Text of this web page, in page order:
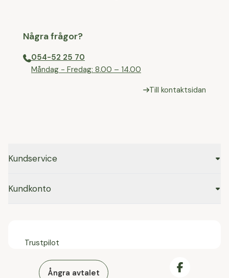
Några frågor?
054-52 25 70
⁠Måndag - Fredag: 8.00 – 14.00
Till kontaktsidan
Kundservice
Kundkonto
Trustpilot
Ångra avtalet